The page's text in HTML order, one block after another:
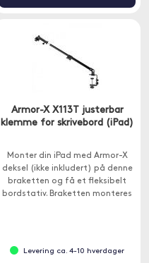
Armor-X X113T justerbar
klemme for skrivebord (iPad)
Monter din iPad med Armor-X
deksel (ikke inkludert) på denne
braketten og få et fleksibelt
bordstativ. Braketten monteres
Levering ca. 4-10 hverdager